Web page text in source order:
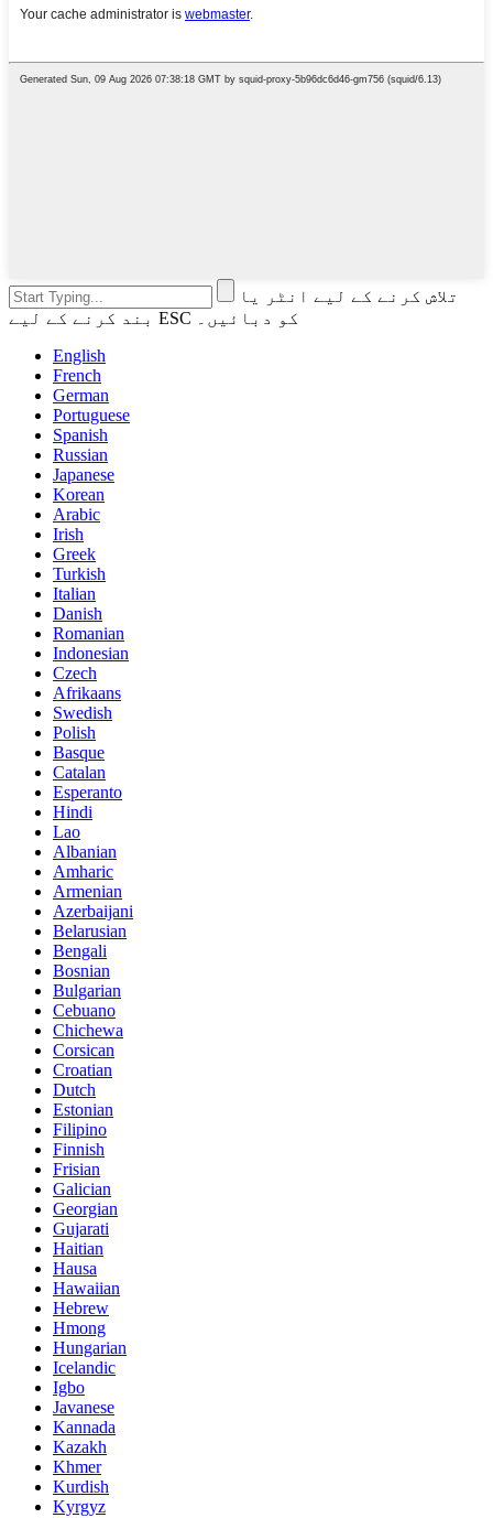
تلاش کرنے کے لیے انٹر یا
بند کرنے کے لیے ESC کو دبائیں۔
English
French
German
Portuguese
Spanish
Russian
Japanese
Korean
Arabic
Irish
Greek
Turkish
Italian
Danish
Romanian
Indonesian
Czech
Afrikaans
Swedish
Polish
Basque
Catalan
Esperanto
Hindi
Lao
Albanian
Amharic
Armenian
Azerbaijani
Belarusian
Bengali
Bosnian
Bulgarian
Cebuano
Chichewa
Corsican
Croatian
Dutch
Estonian
Filipino
Finnish
Frisian
Galician
Georgian
Gujarati
Haitian
Hausa
Hawaiian
Hebrew
Hmong
Hungarian
Icelandic
Igbo
Javanese
Kannada
Kazakh
Khmer
Kurdish
Kyrgyz